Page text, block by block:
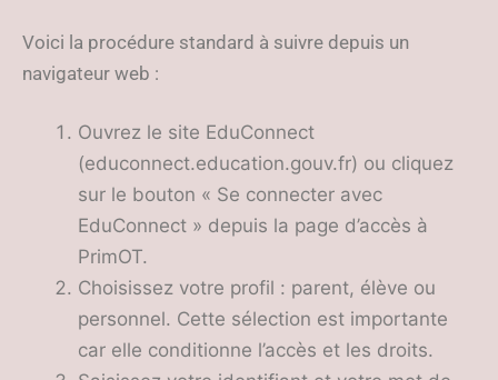
Voici la procédure standard à suivre depuis un
navigateur web :
Ouvrez le site EduConnect
(educonnect.education.gouv.fr) ou cliquez
sur le bouton « Se connecter avec
EduConnect » depuis la page d’accès à
PrimOT.
Choisissez votre profil : parent, élève ou
personnel. Cette sélection est importante
car elle conditionne l’accès et les droits.